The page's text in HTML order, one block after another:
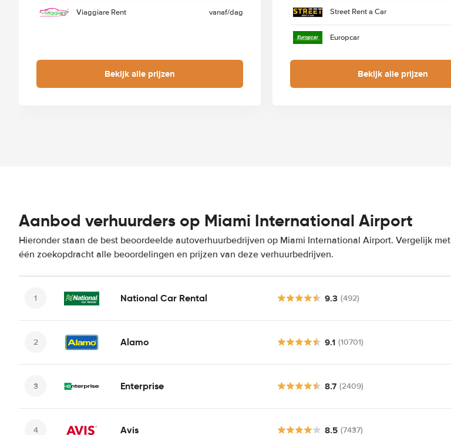
Viaggiare Rent vanaf/dag
Bekijk alle prijzen
Street Rent a Car
Europcar
Bekijk alle prijzen
Aanbod verhuurders op Miami International Airport
Hieronder staan de best beoordeelde autoverhuurbedrijven op Miami International Airport. Vergelijk met
één zoekopdracht alle beoordelingen en prijzen van deze verhuurbedrijven.
National Car Rental 9.3 (492)
Alamo 9.1 (10701)
Enterprise 8.7 (2409)
Avis 8.5 (7437)